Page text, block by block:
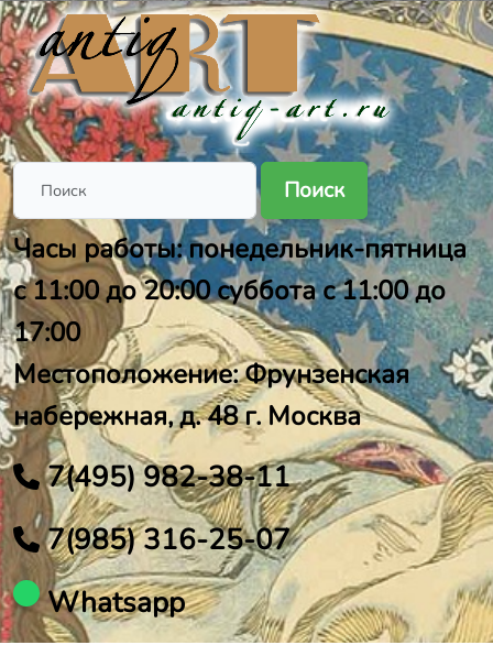
Поиск
Часы работы: понедельник-пятница
с 11:00 до 20:00 суббота с 11:00 до
17:00
Местоположение: Фрунзенская
набережная, д. 48 г. Москва
7(495) 982-38-11
7(985) 316-25-07
Whatsapp